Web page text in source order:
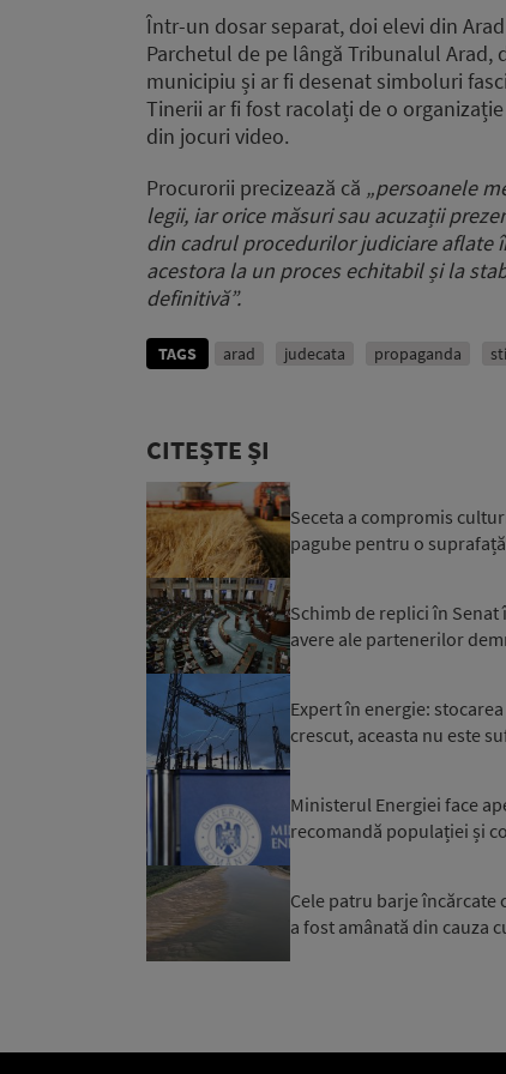
Într-un dosar separat, doi elevi din
Parchetul de pe lângă Tribunalul Arad,
municipiu și ar fi desenat simboluri
Tinerii ar fi fost racolați de o
din jocuri video.
Procurorii precizează că „persoanele
legii, iar orice măsuri sau acuzații
din cadrul procedurilor judiciare aflate
acestora la un proces echitabil și la
definitivă”.
TAGS arad judecata propaganda
CITEȘTE ȘI
Seceta a compromis
pagube pentru o
Schimb de replici în
avere ale partenerilor
Expert în energie:
crescut, aceasta nu este
Ministerul Energiei face
recomandă populației și
Cele patru barje
a fost amânată din cauza